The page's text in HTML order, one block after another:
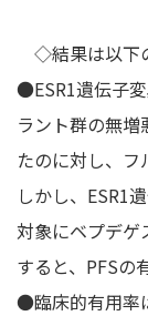
◇結果は以下
●ESR1遺伝子
ラント群の無増
たのに対し、フ
しかし、ESR1
対象にベプデゲ
すると、PFSの
●臨床的有用率